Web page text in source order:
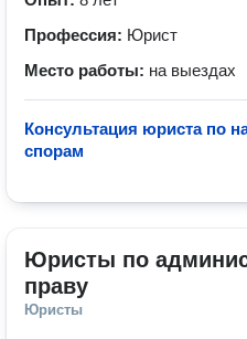
Профессия: Юрист
Место работы: на выездах
Консультация юриста по
спорам
Юристы по
праву
Юристы